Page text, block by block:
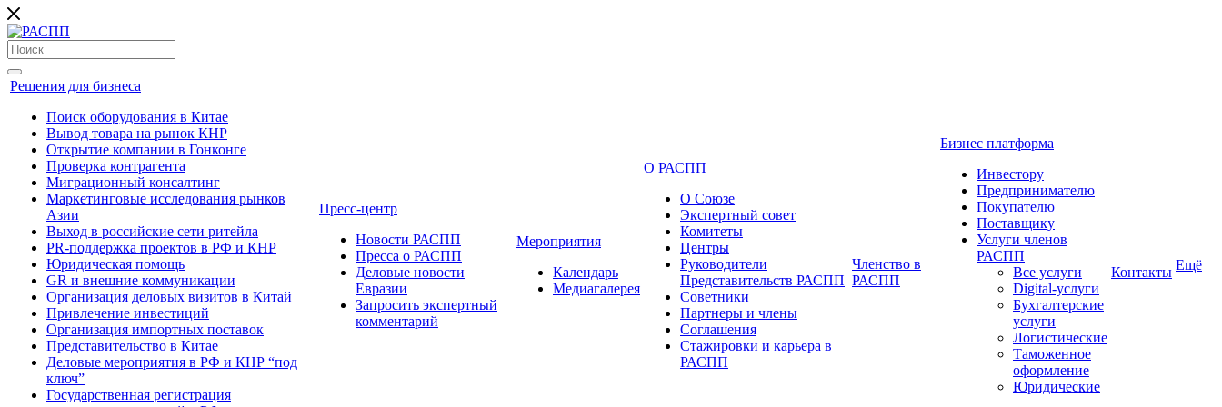
Решения для бизнеса
Поиск оборудования в Китае
Вывод товара на рынок КНР
Открытие компании в Гонконге
Проверка контрагента
Миграционный консалтинг
Маркетинговые исследования рынков
Азии
Выход в российские сети ритейла
PR-поддержка проектов в РФ и КНР
Юридическая помощь
GR и внешние коммуникации
Организация деловых визитов в Китай
Привлечение инвестиций
Организация импортных поставок
Представительство в Китае
Деловые мероприятия в РФ и КНР “под
ключ”
Государственная регистрация
Пресс-центр
Новости РАСПП
Пресса о РАСПП
Деловые новости
Евразии
Запросить экспертный
комментарий
Мероприятия
Календарь
Медиагалерея
О РАСПП
О Союзе
Экспертный совет
Комитеты
Центры
Руководители
Представительств РАСПП
Советники
Партнеры и члены
Соглашения
Стажировки и карьера в
РАСПП
Членство в
РАСПП
Бизнес платформа
Инвестору
Предпринимателю
Покупателю
Поставщику
Услуги членов
РАСПП
Все услуги
Digital-услуги
Бухгалтерские
услуги
Логистические
Таможенное
оформление
Юридические
Контакты Ещё